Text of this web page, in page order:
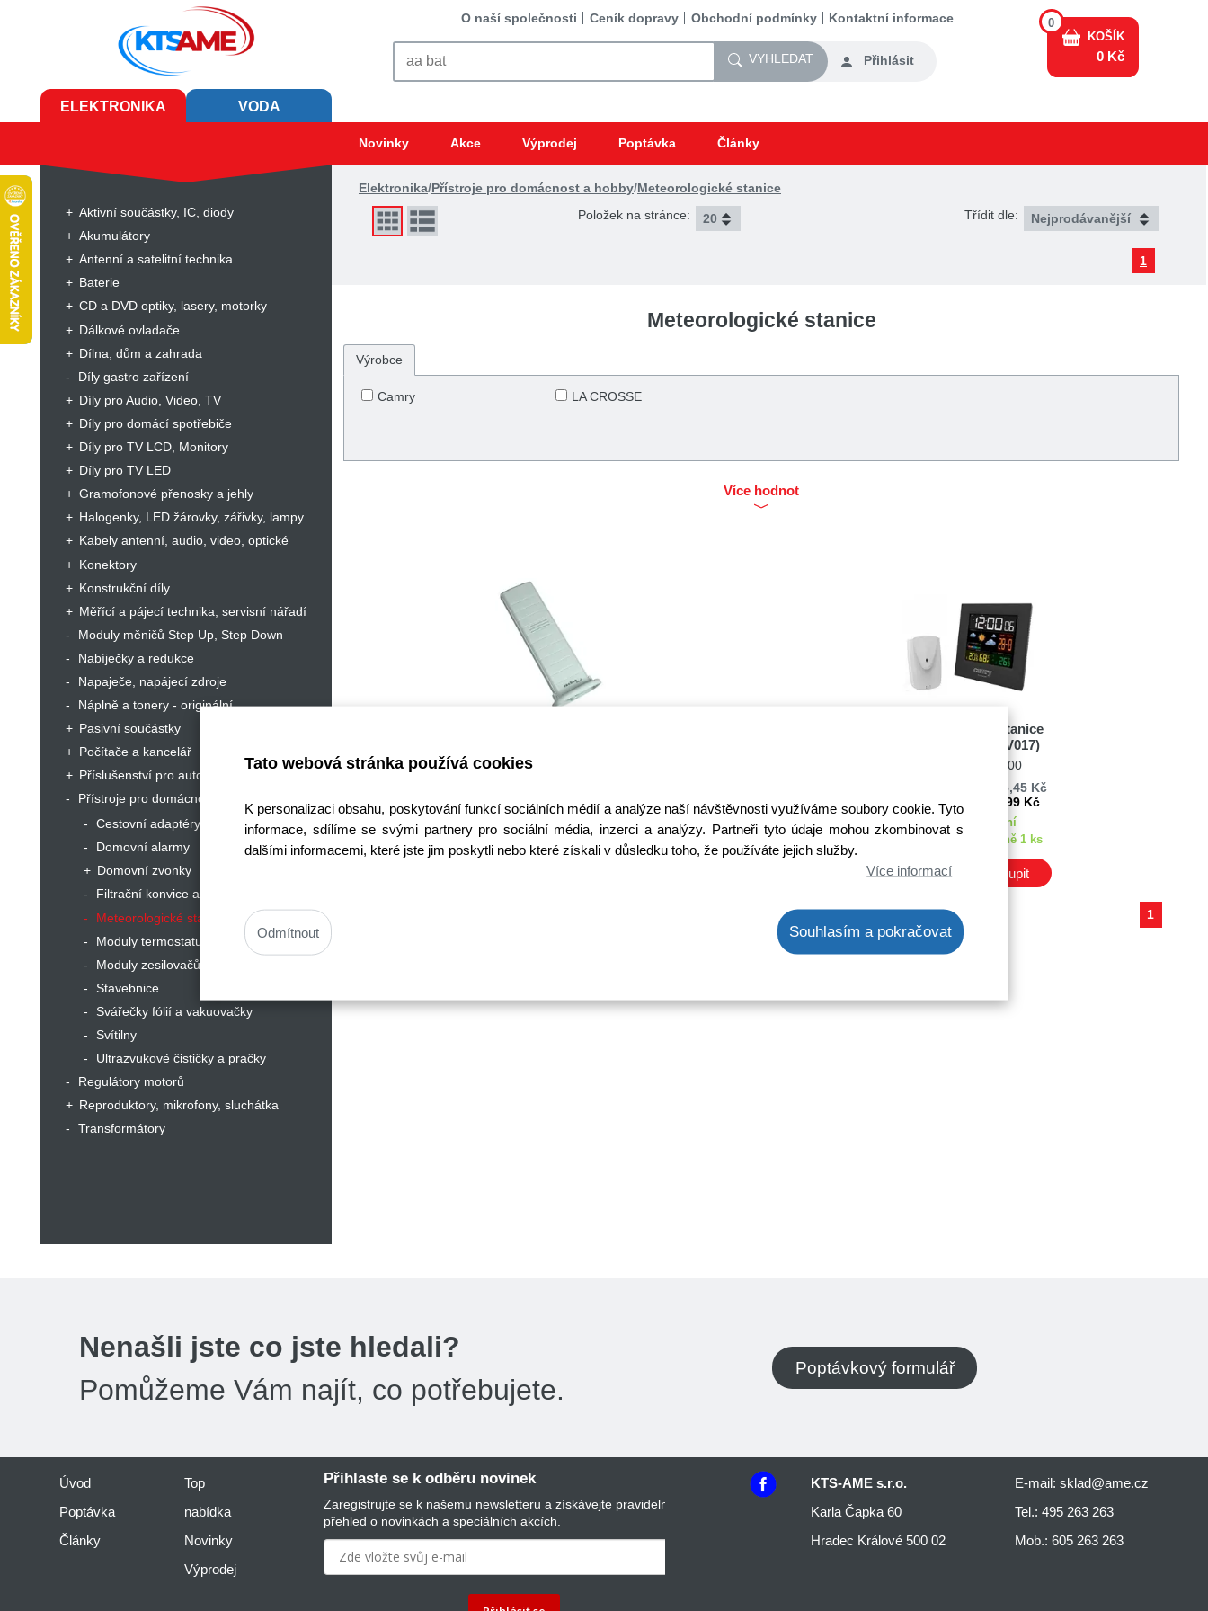
Tato webová stránka používá cookies
K personalizaci obsahu, poskytování funkcí sociálních médií a analýze naší návštěvnosti využíváme soubory cookie. Tyto
informace, sdílíme se svými partnery pro sociální média, inzerci a analýzy. Partneři tyto údaje mohou zkombinovat s
dalšími informacemi, které jste jim poskytli nebo které získali v důsledku toho, že používáte jejich služby.
Více informací
Souhlasím a pokračovat
Odmítnout
ELEKTRONIKA VODA
O naší společnosti Ceník dopravy Obchodní podmínky Kontaktní informace
Přihlásit
VYHLEDAT
0
KOŠÍK
0 Kč
Novinky Akce Výprodej Poptávka Články
Aktivní součástky, IC, diody
Akumulátory
Antenní a satelitní technika
Baterie
CD a DVD optiky, lasery, motorky
Dálkové ovladače
Dílna, dům a zahrada
Díly gastro zařízení
Díly pro Audio, Video, TV
Díly pro domácí spotřebiče
Díly pro TV LCD, Monitory
Díly pro TV LED
Gramofonové přenosky a jehly
Halogenky, LED žárovky, zářivky, lampy
Kabely antenní, audio, video, optické
Konektory
Konstrukční díly
Měřící a pájecí technika, servisní nářadí
Moduly měničů Step Up, Step Down
Nabíječky a redukce
Napaječe, napájecí zdroje
Náplně a tonery - originální
Pasivní součástky
Počítače a kancelář
Příslušenství pro autorádia
Přístroje pro domácnost a hobby
Cestovní adaptéry
Domovní alarmy
Domovní zvonky
Filtrační konvice a láhve
Meteorologické stanice
Moduly termostatu
Moduly zesilovačů a NF
Stavebnice
Svářečky fólií a vakuovačky
Svítilny
Ultrazvukové čističky a pračky
Regulátory motorů
Reproduktory, mikrofony, sluchátka
Transformátory
Elektronika/Přístroje pro domácnost a hobby/Meteorologické stanice
Položek na stránce:
Třídit dle:
1
Meteorologické stanice
Výrobce
Camry LA CROSSE
Více hodnot
Kód: A000144000
Cena s DPH: 407,29 Kč
Ihned k odeslání
Skladem na prodejně 2 ks
Meteorologická stanice
Camry CR 1166 (V017)
Kód: A000146700
Cena bez DPH: 445,45 Kč
Cena s DPH: 538,99 Kč
Ihned k odeslání
Skladem na prodejně 1 ks
ks Koupit
1
Nenašli jste co jste hledali?
Pomůžeme Vám najít, co potřebujete.
Poptávkový formulář
Úvod
Poptávka
Články
Top
nabídka
Novinky
Výprodej
Přihlaste se k odběru novinek
Zaregistrujte se k našemu newsletteru a získávejte pravidelný
přehled o novinkách a speciálních akcích.
KTS-AME s.r.o.
Karla Čapka 60
Hradec Králové 500 02
E-mail: sklad@ame.cz
Tel.: 495 263 263
Mob.: 605 263 263